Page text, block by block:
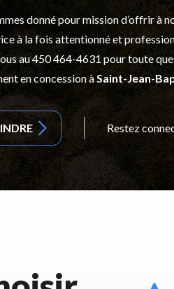
donné pour mission d’offrir à
à la fois attentionné et
au450 464-4631 pour toute
en concession àSaint-Jean-
Restez